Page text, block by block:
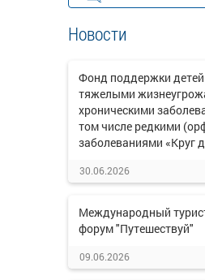
Новости
Фонд поддержки детей
тяжелыми
хроническими
том числе редкими
заболеваниями «Круг
30.06.2026
Международный
форум "Путешествуй"
09.06.2026